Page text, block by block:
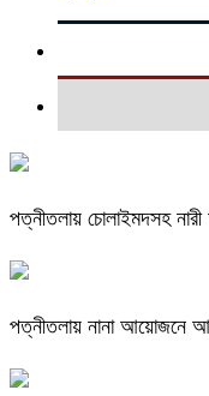
পত্নীতলায় চোলাইমদসহ
পত্নীতলায় নানা আয়োজনে